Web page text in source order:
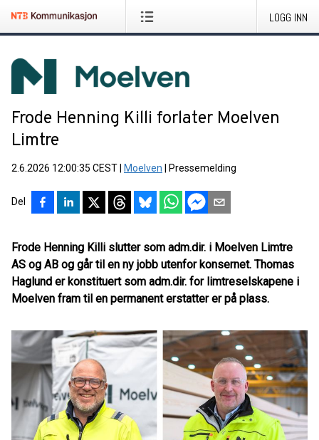
LOGG INN
Frode Henning Killi forlater Moelven
Limtre
2.6.2026 12:00:35 CEST Moelven Pressemelding
Del
Frode Henning Killi slutter som adm.dir. i Moelven Limtre
AS og AB og går til en ny jobb utenfor konsernet. Thomas
Haglund er konstituert som adm.dir. for limtreselskapene i
Moelven fram til en permanent erstatter er på plass.